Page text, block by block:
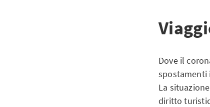
Dove il
spostamenti
La
diritto